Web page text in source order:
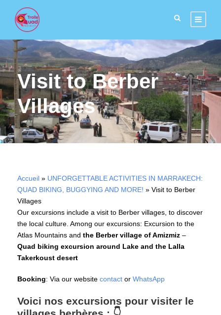
Visit to Berber
Villages
Accueil » UNFORGETTABLE ACTIVITIES IN MARRAKECH:
QUAD BIKING, BUGGYING AND MORE! » Visit to Berber
Villages
Our excursions include a visit to Berber villages, to discover
the local culture. Among our excursions: Excursion to the
Atlas Mountains and the Berber village of Amizmiz –
Quad biking excursion around Lake and the Lalla
Takerkoust desert
Booking: Via our website contact or WhatsApp
Voici nos excursions pour visiter le